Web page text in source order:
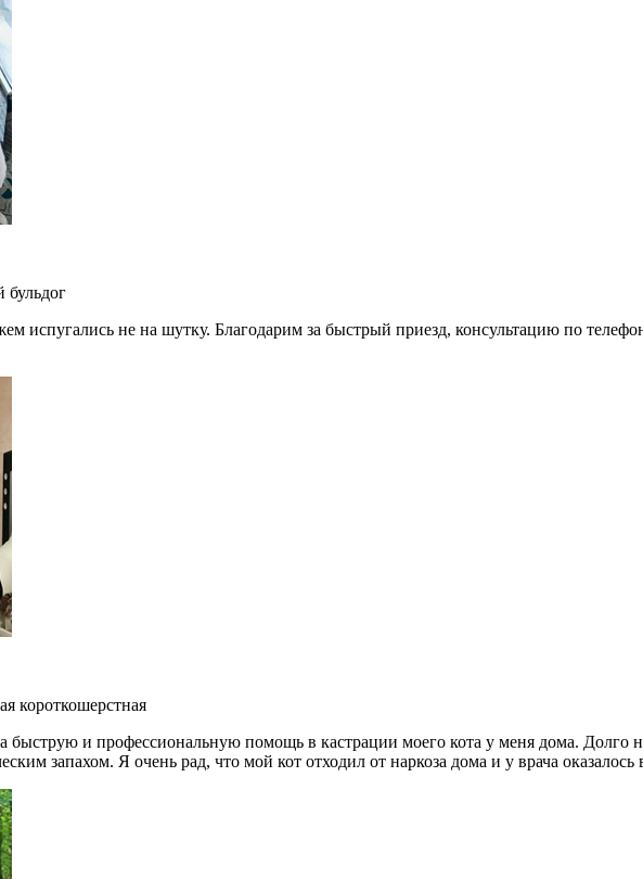
бульдог
испугались не на шутку. Благодарим за быстрый приезд, консультацию по
короткошерстная
быструю и профессиональную помощь в кастрации моего кота у меня дома. Долго
запахом. Я очень рад, что мой кот отходил от наркоза дома и у врача